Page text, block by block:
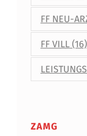
FF NEU-
FF VILL(16)
ZAMG